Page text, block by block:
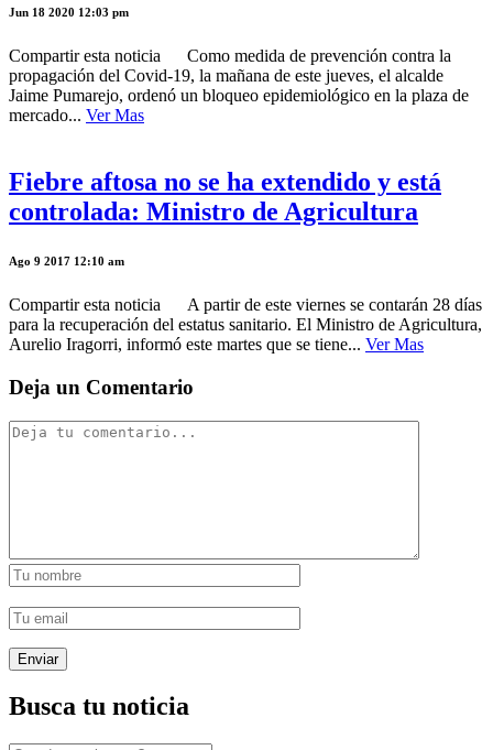
Jun 18 2020 12:03 pm
Compartir esta noticia Como medida de prevención contra la
propagación del Covid-19, la mañana de este jueves, el alcalde
Jaime Pumarejo, ordenó un bloqueo epidemiológico en la plaza de
mercado... Ver Mas
Fiebre aftosa no se ha extendido y está
controlada: Ministro de Agricultura
Ago 9 2017 12:10 am
Compartir esta noticia A partir de este viernes se contarán 28 días
para la recuperación del estatus sanitario. El Ministro de Agricultura,
Aurelio Iragorri, informó este martes que se tiene... Ver Mas
Deja un Comentario
Busca tu noticia